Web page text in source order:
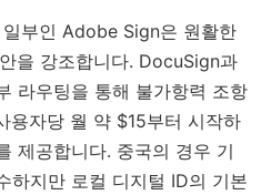
부인 Adobe Sign은 원활한
을 강조합니다. DocuSign과
라우팅을 통해 불가항력 조항
용자당 월 약 $15부터 시작하
제공합니다. 중국의 경우 기
하지만 로컬 디지털 ID의 기본